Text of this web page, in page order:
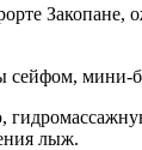
сейфом,
лыж.